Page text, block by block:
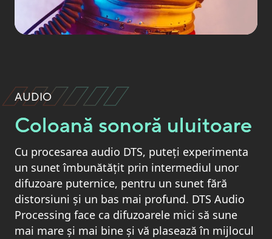
AUDIO
Coloană sonoră uluitoare
Cu procesarea audio DTS, puteți experimenta
un sunet îmbunătățit prin intermediul unor
difuzoare puternice, pentru un sunet fără
distorsiuni și un bas mai profund. DTS Audio
Processing face ca difuzoarele mici să sune
mai mare și mai bine și vă plasează în mijlocul